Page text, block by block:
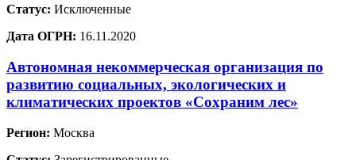
Статус: Исключенные
Дата ОГРН: 16.11.2020
Автономная некоммерческая организация по
развитию социальных, экологических и
климатических проектов «Сохраним лес»
Регион: Москва